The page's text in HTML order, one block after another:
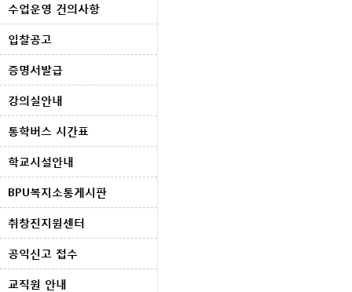
수업운영 건의사항
입찰공고
증명서발급
강의실안내
통학버스 시간표
학교시설안내
BPU복지소통게시판
취창진지원센터
공익신고 접수
교직원 안내